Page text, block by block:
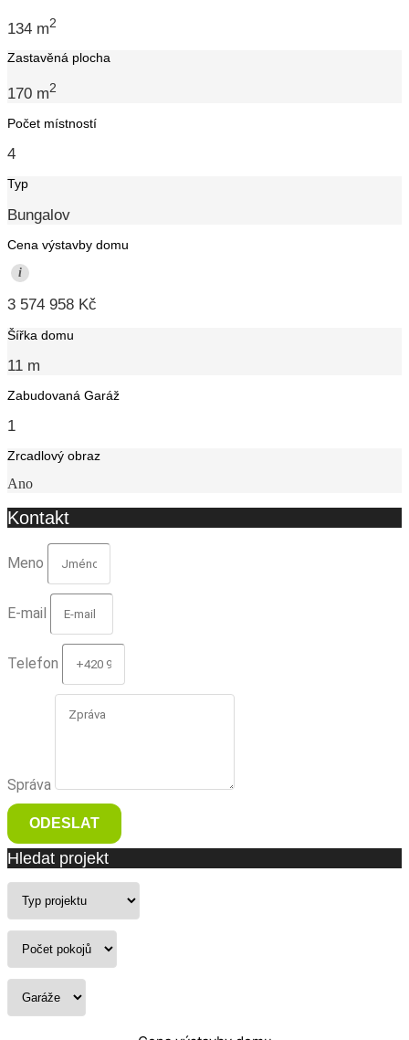
134 m2
Zastavěná plocha
170 m2
Počet místností
4
Typ
Bungalov
Cena výstavby domu
i
3 574 958 Kč
Šířka domu
11 m
Zabudovaná Garáž
1
Zrcadlový obraz
Ano
Kontakt
Meno
E-mail
Telefon
Správa
ODESLAT
Hledat projekt